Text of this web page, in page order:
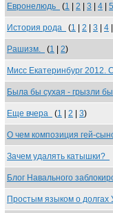
Евронелюдь (1 2 3 4 5
История рода (1 2 3 4
Рашизм. (1 2)
Мисс Екатеринбург 2012.
Была бы сухая - грызли бы
Еще вчера (1 2 3)
О чем композиция гей-
Зачем удалять катышки?
Блог Навального
Простым языком о долгах